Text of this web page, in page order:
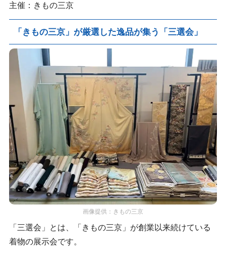
主催：きもの三京
「きもの三京」が厳選した逸品が集う「三選会」
画像提供：きもの三京
「三選会」とは、「きもの三京」が創業以来続けている
着物の展示会です。